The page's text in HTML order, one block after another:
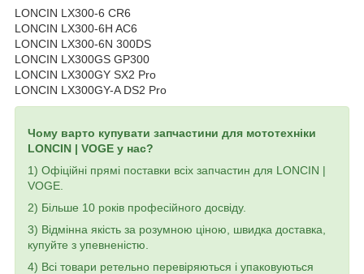
LONCIN LX300-6 CR6
LONCIN LX300-6H AC6
LONCIN LX300-6N 300DS
LONCIN LX300GS GP300
LONCIN LX300GY SX2 Pro
LONCIN LX300GY-A DS2 Pro
Чому варто купувати запчастини для мототехніки
LONCIN | VOGE у нас?
1) Офіційні прямі поставки всіх запчастин для LONCIN |
VOGE.
2) Більше 10 років професійного досвіду.
3) Відмінна якість за розумною ціною, швидка доставка,
купуйте з упевненістю.
4) Всі товари ретельно перевіряються і упаковуються